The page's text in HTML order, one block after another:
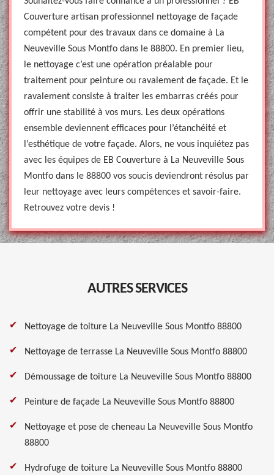
Couverture artisan professionnel nettoyage de façade
compétent pour des travaux dans ce domaine à La
Neuveville Sous Montfo dans le 88800. En premier lieu,
le nettoyage c’est une opération préalable pour
traitement pour peinture ou ravalement de façade. Et le
ravalement consiste à traiter les embarras créés pour
offrir une stabilité à vos murs. Les deux opérations
ensemble deviennent efficaces pour l’étanchéité et
l’esthétique de votre façade. Alors, ne vous inquiétez pas
avec les équipes de EB Couverture à La Neuveville Sous
Montfo dans le 88800 vos soucis deviendront résolus par
leur nettoyage avec leurs compétences et savoir-faire.
Retrouvez votre devis !
AUTRES SERVICES
Nettoyage de toiture La Neuveville Sous Montfo 88800
Nettoyage de terrasse La Neuveville Sous Montfo 88800
Démoussage de toiture La Neuveville Sous Montfo 88800
Peinture de façade La Neuveville Sous Montfo 88800
Nettoyage et pose de cheneau La Neuveville Sous Montfo
88800
Hydrofuge de toiture La Neuveville Sous Montfo 88800